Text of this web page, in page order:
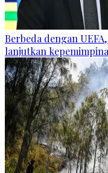
Berbeda dengan
lanjutkan